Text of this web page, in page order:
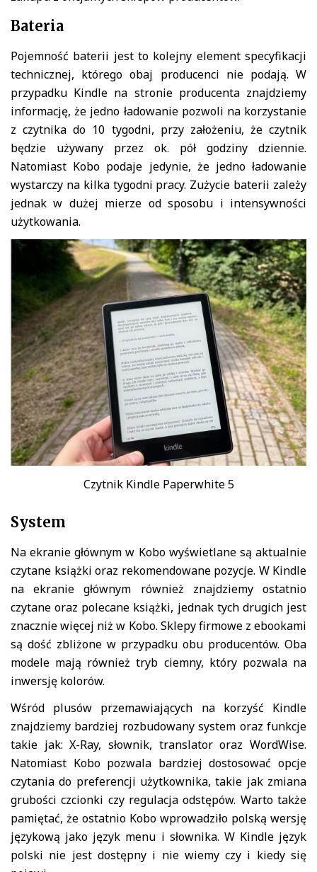
Bateria
Pojemność baterii jest to kolejny element specyfikacji
technicznej, którego obaj producenci nie podają. W
przypadku Kindle na stronie producenta znajdziemy
informację, że jedno ładowanie pozwoli na korzystanie
z czytnika do 10 tygodni, przy założeniu, że czytnik
będzie używany przez ok. pół godziny dziennie.
Natomiast Kobo podaje jedynie, że jedno ładowanie
wystarczy na kilka tygodni pracy. Zużycie baterii zależy
jednak w dużej mierze od sposobu i intensywności
użytkowania.
Czytnik Kindle Paperwhite 5
System
Na ekranie głównym w Kobo wyświetlane są aktualnie
czytane książki oraz rekomendowane pozycje. W Kindle
na ekranie głównym również znajdziemy ostatnio
czytane oraz polecane książki, jednak tych drugich jest
znacznie więcej niż w Kobo. Sklepy firmowe z ebookami
są dość zbliżone w przypadku obu producentów. Oba
modele mają również tryb ciemny, który pozwala na
inwersję kolorów.
Wśród plusów przemawiających na korzyść Kindle
znajdziemy bardziej rozbudowany system oraz funkcje
takie jak: X-Ray, słownik, translator oraz WordWise.
Natomiast Kobo pozwala bardziej dostosować opcje
czytania do preferencji użytkownika, takie jak zmiana
grubości czcionki czy regulacja odstępów. Warto także
pamiętać, że ostatnio Kobo wprowadziło polską wersję
językową jako język menu i słownika. W Kindle język
polski nie jest dostępny i nie wiemy czy i kiedy się